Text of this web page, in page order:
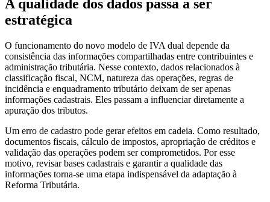
A qualidade dos dados passa a ser
estratégica
O funcionamento do novo modelo de IVA dual depende da
consistência das informações compartilhadas entre contribuintes e
administração tributária. Nesse contexto, dados relacionados à
classificação fiscal, NCM, natureza das operações, regras de
incidência e enquadramento tributário deixam de ser apenas
informações cadastrais. Eles passam a influenciar diretamente a
apuração dos tributos.
Um erro de cadastro pode gerar efeitos em cadeia. Como resultado,
documentos fiscais, cálculo de impostos, apropriação de créditos e
validação das operações podem ser comprometidos. Por esse
motivo, revisar bases cadastrais e garantir a qualidade das
informações torna-se uma etapa indispensável da adaptação à
Reforma Tributária.